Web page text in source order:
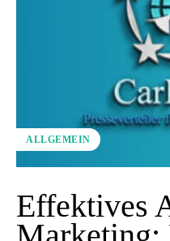
ALLGEMEIN
Effektives